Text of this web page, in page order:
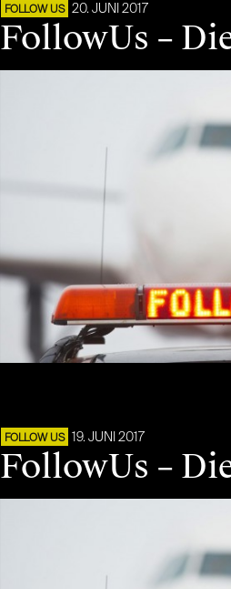
FOLLOW US 20. JUNI 2017
FollowUs –
FOLLOW US 19. JUNI 2017
FollowUs –